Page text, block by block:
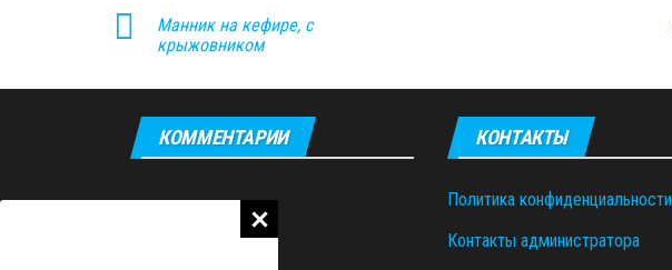
Манник на кефире, с
крыжовником
КОММЕНТАРИИ КОНТАКТЫ
Политика конфиденциальности
Контакты администратора